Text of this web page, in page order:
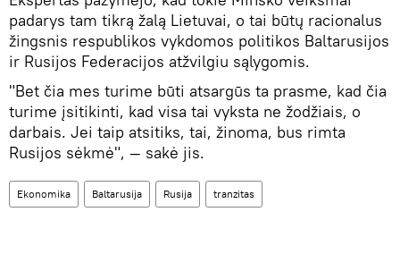
padarys tam tikrą žalą Lietuvai, o tai būtų racionalus
žingsnis respublikos vykdomos politikos Baltarusijos
ir Rusijos Federacijos atžvilgiu sąlygomis.
"Bet čia mes turime būti atsargūs ta prasme, kad čia
turime įsitikinti, kad visa tai vyksta ne žodžiais, o
darbais. Jei taip atsitiks, tai, žinoma, bus rimta
Rusijos sėkmė", — sakė jis.
Ekonomika Baltarusija Rusija tranzitas